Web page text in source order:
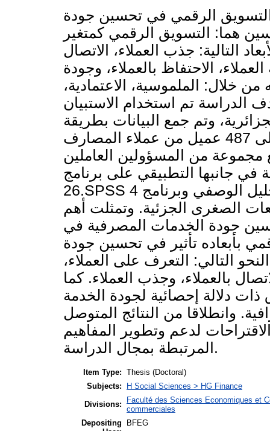
التسويق الرقمي في تحسين جودة
هما: التسويق الرقمي كمتغير
التالية: جذب العملاء، الاتصال
الاحتفاظ بالعملاء، وجودة
خلال: الملموسية، الاعتمادية،
الدراسة تم استخدام الاستبيان
وتم جمع البيانات بطريقة
العينة العشوائية حيث اشتملت العينة على 487 عميل من عملاء المصارف
مجموعة من المسؤولين العاملين
في جانبها التطبيقي على برنامج
26.SPSS في التحليل الوصفي وبرنامج 4SmartPLS فتم استخدامه في
الصغرى الجزئية. وتمثلت أهم
جودة الخدمات المصرفية في
بأبعاده تأثير في تحسين جودة
التالي: التعرف على العملاء،
بالعملاء، وجذب العملاء. كما
دلالة إحصائية لجودة الخدمة
وانطلاقا من النتائج المتوصل
لدعم وتطوير المفاهيم
المرتبطة بمجال الدراسة.
Item Type: Thesis (Doctoral)
Subjects:
H Social Sciences > HG Finance
Divisions:
Faculté des Sciences Economiques et
commerciales
Depositing
BFEG